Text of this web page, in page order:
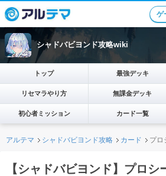
ゲ
シャドバビヨンド攻略wiki
トップ 最強デッキ
リセマラやり方 無課金デッキ
初心者ミッション カード一覧
アルテマ シャドバビヨンド攻略 カード プロ
【シャドバビヨンド】プロシ